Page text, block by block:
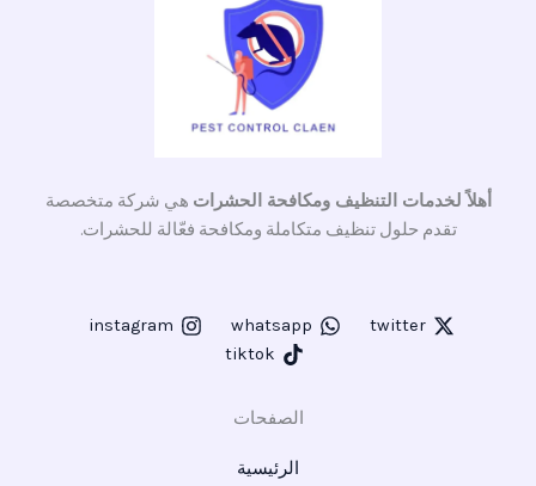
أهلاً لخدمات التنظيف ومكافحة الحشرات هي شركة متخصصة
تقدم حلول تنظيف متكاملة ومكافحة فعّالة للحشرات.
twitter
whatsapp
instagram
tiktok
الصفحات
الرئيسية